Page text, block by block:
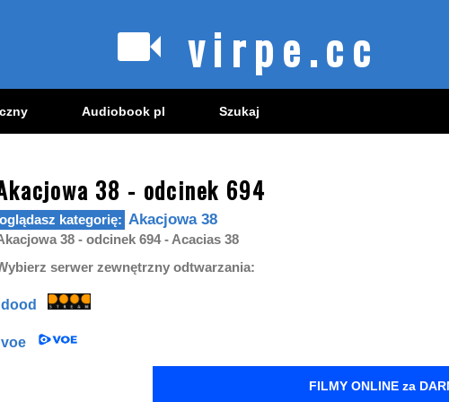
virpe.cc
Audiobook pl Szukaj
38 - odcinek 694
Akacjowa 38
38 - odcinek 694 - Acacias 38
serwer zewnętrzny odtwarzania:
dood
voe
FILMY ONLINE za